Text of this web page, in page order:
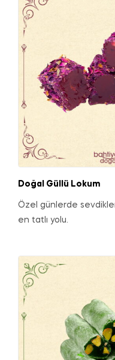
Doğal Güllü Lokum
Özel günlerde
en tatlı yolu.